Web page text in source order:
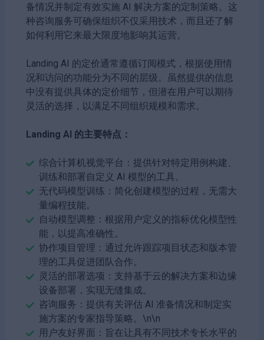
备情况并制定有效实施 AI 解决方案的定制策略。这
种咨询服务可确保组织不仅采用技术，而且还了解
如何利用它来最大限度地影响其运营。
Landing AI 的定价通常遵循订阅模式，根据使用情
况和访问的功能分为不同的层级。虽然提供的信息
中没有提供具体的定价细节，但潜在用户可以期待
灵活的选择，以满足不同组织规模和需求。
Landing AI 的主要特点：
综合计算机视觉平台：提供针对特定用例构建、
训练和部署自定义 AI 模型的工具。
无代码模型训练：简化创建模型的过程，无需大
量编程技能。
自动模型调整：根据用户定义的指标优化模型性
能，以提高准确性。
协作项目管理：通过允许跟踪项目状态和版本管
理的工具促进团队合作。
灵活的部署选项：支持基于云的解决方案和边缘
设备部署，实现无缝集成。
咨询服务：提供有关评估 AI 准备情况和制定实
施方案的专家指导策略。\n\n
用户友好界面：旨在让具有不同技术专长水平的